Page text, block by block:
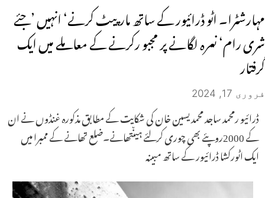
مہارشٹرا۔ اٹو ڈرائیور کے ساتھ مارپیٹ کرنے‘ انہیں ’جئے
شری رام‘ نعرہ لگانے پر مجبو رکرنے کے معاملے میں ایک
گرفتار
فروری 17, 2024
ڈرائیو رمحمد ساجد محمد یسین خان کی شکایت کے مطابق مذکورہ غنڈوں نے ان
کے 2000روپئے بھی چوری کرلئے ہیںتھانے۔ضلع تھانے کے ممبرا میں
ایک اٹورکشا ڈرائیور کے ساتھ مبینہ